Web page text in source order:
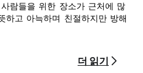
람들을 위한 장소가 근처에 많
하고 아늑하며 친절하지만 방해
포함되어 있지 않습니다.
더 읽기